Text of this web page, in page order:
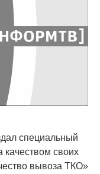
специальный
качеством своих
вывоза ТКО»